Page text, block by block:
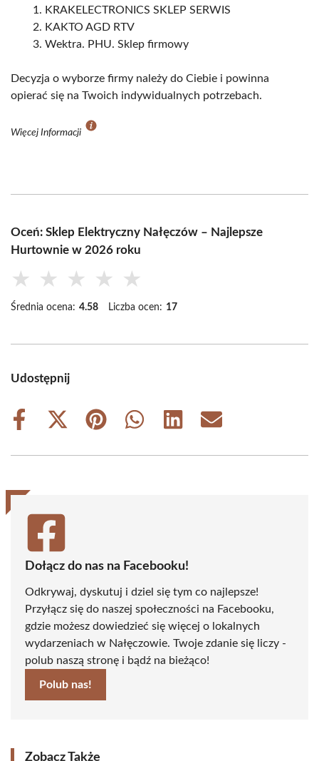
KRAKELECTRONICS SKLEP SERWIS
KAKTO AGD RTV
Wektra. PHU. Sklep firmowy
Decyzja o wyborze firmy należy do Ciebie i powinna
opierać się na Twoich indywidualnych potrzebach.
Więcej Informacji
Oceń: Sklep Elektryczny Nałęczów – Najlepsze
Hurtownie w 2026 roku
★ ★ ★ ★ ★
Średnia ocena: 4.58 Liczba ocen: 17
Udostępnij
Share
Share
(Twitter)
Share
Share
Share
Share
Dołącz do nas na Facebooku!
Odkrywaj, dyskutuj i dziel się tym co najlepsze!
Przyłącz się do naszej społeczności na Facebooku,
gdzie możesz dowiedzieć się więcej o lokalnych
wydarzeniach w Nałęczowie. Twoje zdanie się liczy -
polub naszą stronę i bądź na bieżąco!
Polub nas!
Zobacz Także